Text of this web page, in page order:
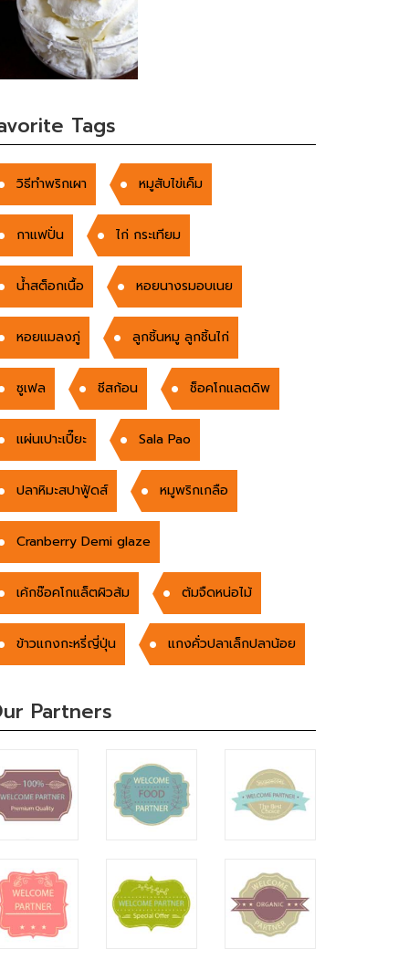
Tags
วิธีทำพริกเผา หมูสับไข่เค็ม
กาแฟปั่น ไก่ กระเทียม
น้ำสต็อกเนื้อ หอยนางรมอบเนย
หอยแมลงภู่ ลูกชิ้นหมู ลูกชิ้นไก่
ซูเฟล ชีสก้อน ช็อคโกแลตดิพ
เเผ่นเปาะเปี๊ยะ Sala Pao
ปลาหิมะสปาฟู้ดส์ หมูพริกเกลือ
Cranberry Demi glaze
เค้กช๊อคโกแล็ตผิวส้ม ต้มจืดหน่อไม้
ข้าวแกงกะหรี่ญี่ปุ่น แกงคั่วปลาเล็กปลาน้อย
Partners